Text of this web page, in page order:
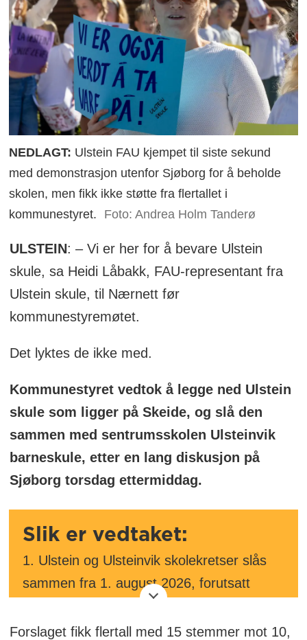
NEDLAGT: Ulstein FAU kjempet til siste sekund
med demonstrasjon utenfor Sjøborg for å beholde
skolen, men fikk ikke støtte fra flertallet i
kommunestyret.
Foto: Andrea Holm Tanderø
ULSTEIN: – Vi er her for å bevare Ulstein
skule, sa Heidi Låbakk, FAU-representant fra
Ulstein skule, til Nærnett før
kommunestyremøtet.
Det lyktes de ikke med.
Kommunestyret vedtok å legge ned Ulstein
skule som ligger på Skeide, og slå den
sammen med sentrumsskolen Ulsteinvik
barneskule, etter en lang diskusjon på
Sjøborg torsdag ettermiddag.
Slik er vedtaket:
1. Ulstein og Ulsteinvik skolekretser slås
sammen fra 1. august 2026, forutsatt
løsninger for skyss, levering og parkering.
Forslaget fikk flertall med 15 stemmer mot 10,